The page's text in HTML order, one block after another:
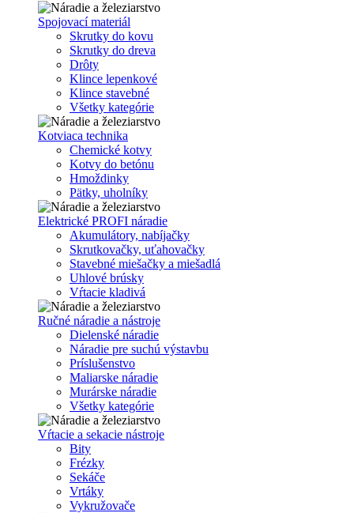
Spojovací materiál
Skrutky do kovu
Skrutky do dreva
Drôty
Klince lepenkové
Klince stavebné
Všetky kategórie
Kotviaca technika
Chemické kotvy
Kotvy do betónu
Hmoždinky
Pätky, uholníky
Elektrické PROFI náradie
Akumulátory, nabíjačky
Skrutkovačky, uťahovačky
Stavebné miešačky a miešadlá
Uhlové brúsky
Vŕtacie kladivá
Ručné náradie a nástroje
Dielenské náradie
Náradie pre suchú výstavbu
Príslušenstvo
Maliarske náradie
Murárske náradie
Všetky kategórie
Vŕtacie a sekacie nástroje
Bity
Frézky
Sekáče
Vrtáky
Vykružovače